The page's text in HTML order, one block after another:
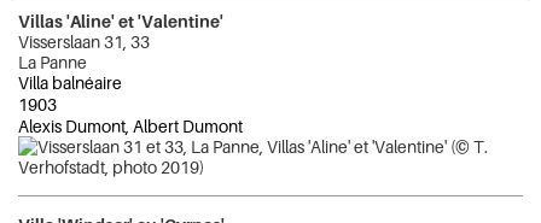
Villas 'Aline' et 'Valentine'
Visserslaan 31, 33
La Panne
Villa balnéaire
1903
Alexis Dumont, Albert Dumont